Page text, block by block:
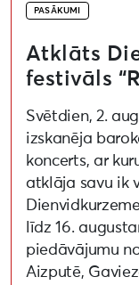
PASĀKUMI
Atklāts
festivāls
Svētdien, 2.
izskanēja
koncerts, ar
atklāja savu ik
līdz 16.
piedāvājumu
Aizputē,